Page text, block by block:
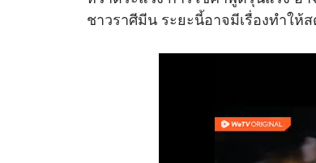
ชาวราศีมีน ระยะนี้อาจมีเรื่องทำให้